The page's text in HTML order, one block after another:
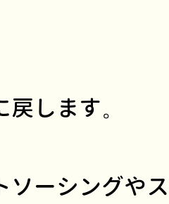
します。
ソーシングや